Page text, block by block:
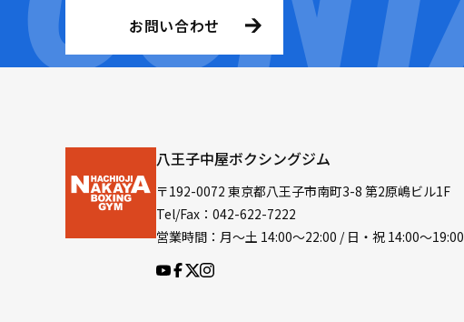
お問い合わせ
八王子中屋ボクシングジム
〒192-0072 東京都八王子市南町3-8 第2原嶋ビル1F
Tel/Fax：042-622-7222
営業時間：月〜土 14:00〜22:00 / 日・祝 14:00〜19:00